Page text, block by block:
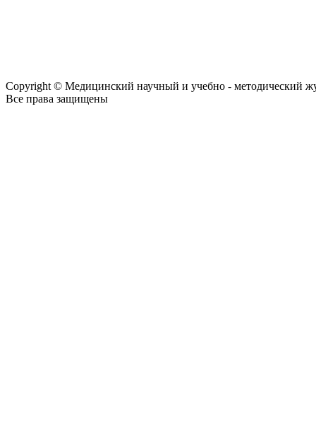
Copyright © Медицинский научный и учебно - методический
Все права защищены